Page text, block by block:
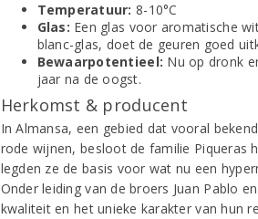
Temperatuur: 8-10°C
Glas: Een glas voor aromatische
blanc-glas, doet de geuren goed
Bewaarpotentieel: Nu op dronk
jaar na de oogst.
Herkomst & producent
In Almansa, een gebied dat vooral
rode wijnen, besloot de familie Piqueras
legden ze de basis voor wat nu een
Onder leiding van de broers Juan Pablo
kwaliteit en het unieke karakter van hun